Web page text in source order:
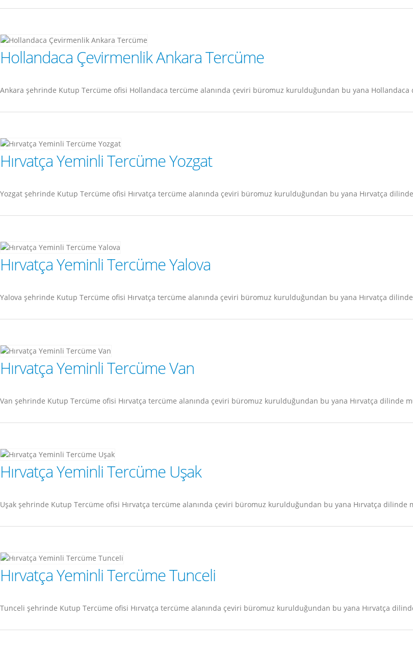
Hollandaca Çevirmenlik Ankara Tercüme
Ankara şehrinde Kutup Tercüme ofisi Hollandaca tercüme alanında çeviri büromuz kurulduğundan bu yana
Hırvatça Yeminli Tercüme Yozgat
Yozgat şehrinde Kutup Tercüme ofisi Hırvatça tercüme alanında çeviri büromuz kurulduğundan bu yana Hırvatça
Hırvatça Yeminli Tercüme Yalova
Yalova şehrinde Kutup Tercüme ofisi Hırvatça tercüme alanında çeviri büromuz kurulduğundan bu yana Hırvatça
Hırvatça Yeminli Tercüme Van
Van şehrinde Kutup Tercüme ofisi Hırvatça tercüme alanında çeviri büromuz kurulduğundan bu yana Hırvatça dilinde
Hırvatça Yeminli Tercüme Uşak
Uşak şehrinde Kutup Tercüme ofisi Hırvatça tercüme alanında çeviri büromuz kurulduğundan bu yana Hırvatça
Hırvatça Yeminli Tercüme Tunceli
Tunceli şehrinde Kutup Tercüme ofisi Hırvatça tercüme alanında çeviri büromuz kurulduğundan bu yana Hırvatça